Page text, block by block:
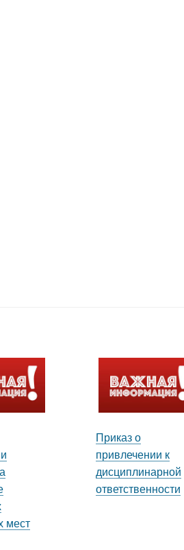
мест
Приказ о
привлечении к
дисциплинарной
ответственности